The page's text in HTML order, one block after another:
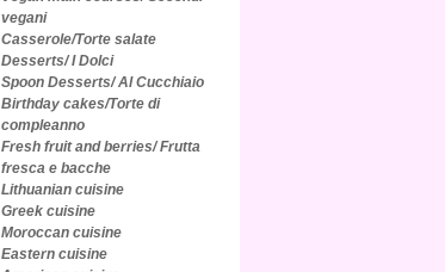
vegani
Casserole/Torte salate
Desserts/ I Dolci
Spoon Desserts/ Al Cucchiaio
Birthday cakes/Torte di
compleanno
Fresh fruit and berries/ Frutta
fresca e bacche
Lithuanian cuisine
Greek cuisine
Moroccan cuisine
Eastern cuisine